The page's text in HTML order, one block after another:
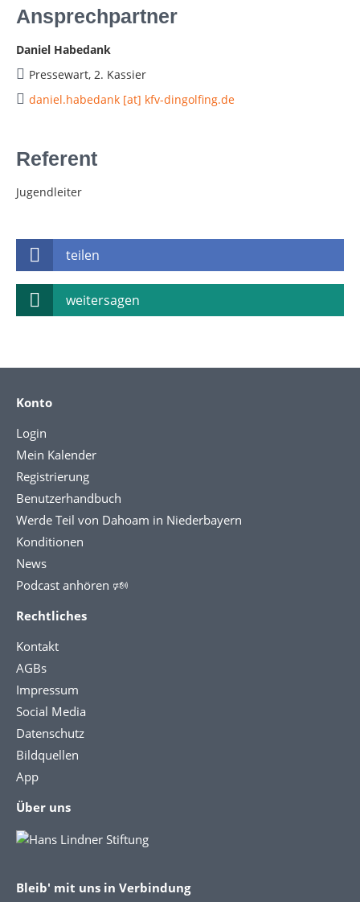
Ansprechpartner
Daniel Habedank
Pressewart, 2. Kassier
daniel.habedank [at] kfv-dingolfing.de
Referent
Jugendleiter
teilen
weitersagen
Konto
Login
Mein Kalender
Registrierung
Benutzerhandbuch
Werde Teil von Dahoam in Niederbayern
Konditionen
News
Podcast anhören 🕬
Rechtliches
Kontakt
AGBs
Impressum
Social Media
Datenschutz
Bildquellen
App
Über uns
Bleib' mit uns in Verbindung